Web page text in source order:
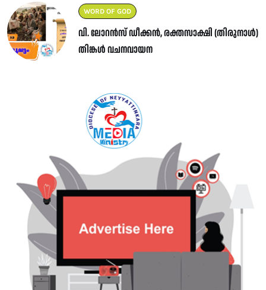
WORD OF GOD
വി. ലോറൻസ് ഡീക്കൻ, രക്തസാക്ഷി (തിരുനാൾ)
തിങ്കൾ വചനവായന